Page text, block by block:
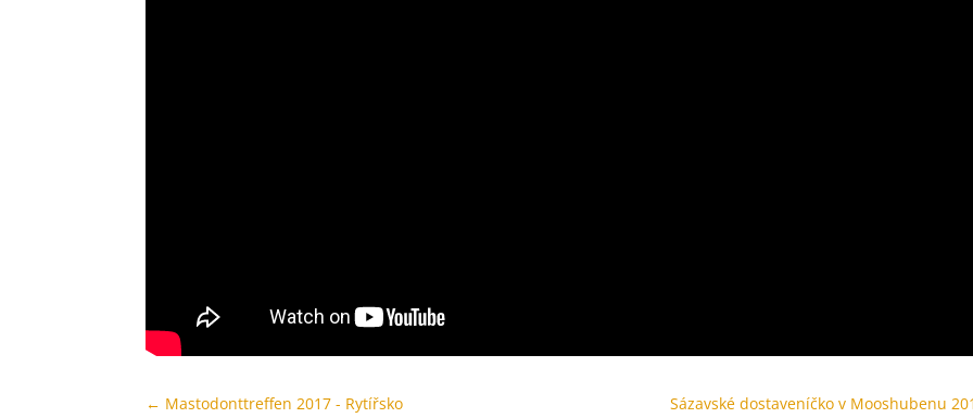
← Mastodonttreffen 2017 - Rytířsko Sázavské dostaveníčko v Mooshubenu